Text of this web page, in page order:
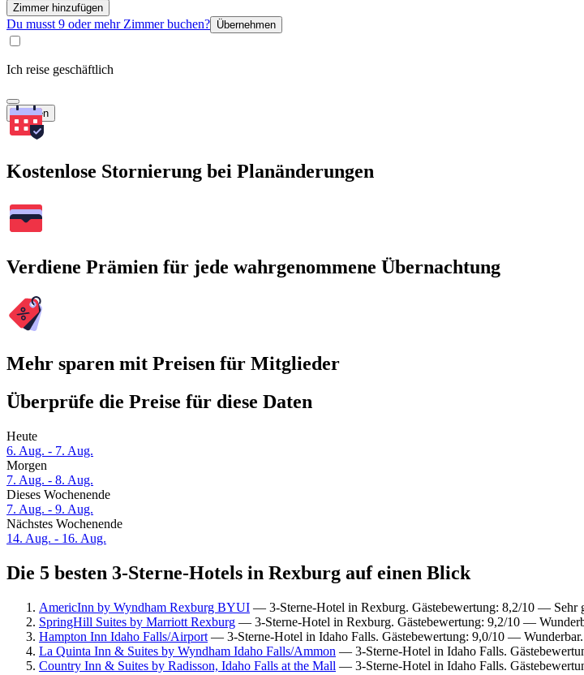
Zimmer hinzufügen
Du musst 9 oder mehr Zimmer buchen? Übernehmen
Ich reise geschäftlich
Suchen
Kostenlose Stornierung bei Planänderungen
Verdiene Prämien für jede wahrgenommene Übernachtung
Mehr sparen mit Preisen für Mitglieder
Überprüfe die Preise für diese Daten
Heute
6. Aug. - 7. Aug.
Morgen
7. Aug. - 8. Aug.
Dieses Wochenende
7. Aug. - 9. Aug.
Nächstes Wochenende
14. Aug. - 16. Aug.
Die 5 besten 3-Sterne-Hotels in Rexburg auf einen Blick
AmericInn by Wyndham Rexburg BYUI — 3-Sterne-Hotel in Rexburg. Gästebewertung: 8,2/10 — Sehr
SpringHill Suites by Marriott Rexburg — 3-Sterne-Hotel in Rexburg. Gästebewertung: 9,2/10 —
Hampton Inn Idaho Falls/Airport — 3-Sterne-Hotel in Idaho Falls. Gästebewertung: 9,0/10 — Wunderbar.
La Quinta Inn & Suites by Wyndham Idaho Falls/Ammon — 3-Sterne-Hotel in Idaho Falls.
Country Inn & Suites by Radisson, Idaho Falls at the Mall — 3-Sterne-Hotel in Idaho Falls.